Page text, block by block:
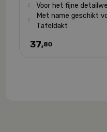
Voor het fijne
Met name geschikt
Tafeldakt
37,80